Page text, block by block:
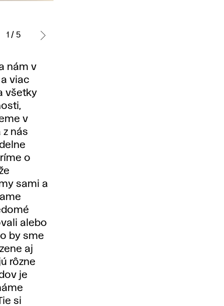
1 / 5
nám v
viac
všetky
v
z nás
o
sami a
alebo
by sme
aj
rôzne
je
si